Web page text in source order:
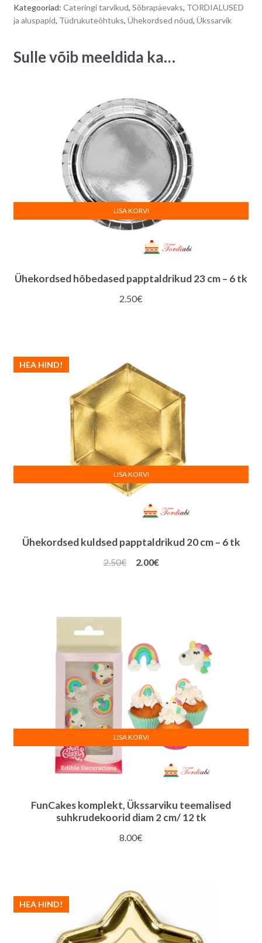
Kategooriad: Cateringi tarvikud, Sõbrapäevaks, TORDIALUSED
ja aluspapid, Tüdrukuteõhtuks, Ühekordsed nõud, Ükssarvik
Sulle võib meeldida ka…
Ühekordsed hõbedased papptaldrikud 23 cm – 6 tk
2.50€
LISA KORVI
Ühekordsed kuldsed papptaldrikud 20 cm – 6 tk
HEA HIND!
2.50€
Algne
2.00€Praegune
LISA KORVI
FunCakes komplekt, Ükssarviku teemalised
suhkrudekoorid diam 2 cm/ 12 tk
8.00€
LISA KORVI
HEA HIND!